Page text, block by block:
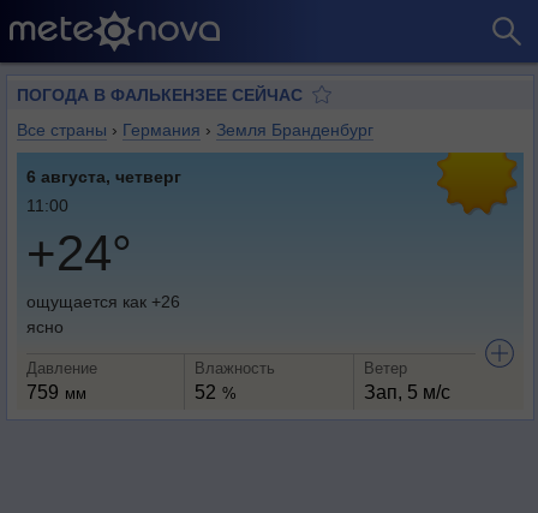
ПОГОДА В ФАЛЬКЕНЗЕЕ СЕЙЧАС
Все страны › Германия › Земля Бранденбург
6 августа, четверг
11:00
+24°
ощущается как +26
ясно
Давление
759 мм
Влажность
52 %
Ветер
Зап, 5 м/с